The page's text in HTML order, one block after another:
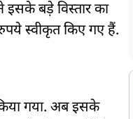
इसके बड़े विस्तार का
स्वीकृत किए गए हैं.
गया. अब इसके